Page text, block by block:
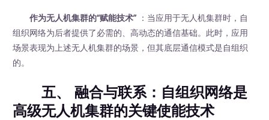
作为无人机集群的“赋能技术” ‍ ：当应用于无人机集群时，自
组织网络为后者提供了必需的、高动态的通信基础。此时，应用
场景表现为上述无人机集群的场景，但其底层通信模式是自组织
的。
五、 融合与联系：自组织网络是
高级无人机集群的关键使能技术